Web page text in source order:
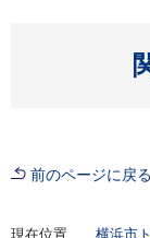
前のページに戻る
現在位置
横浜市